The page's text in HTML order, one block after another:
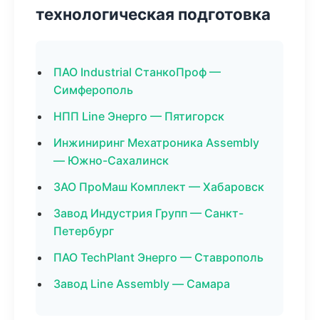
технологическая подготовка
ПАО Industrial СтанкоПроф —
Симферополь
НПП Line Энерго — Пятигорск
Инжиниринг Мехатроника Assembly
— Южно-Сахалинск
ЗАО ПроМаш Комплект — Хабаровск
Завод Индустрия Групп — Санкт-
Петербург
ПАО TechPlant Энерго — Ставрополь
Завод Line Assembly — Самара